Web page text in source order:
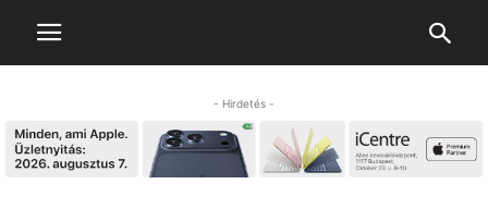
- Hirdetés -